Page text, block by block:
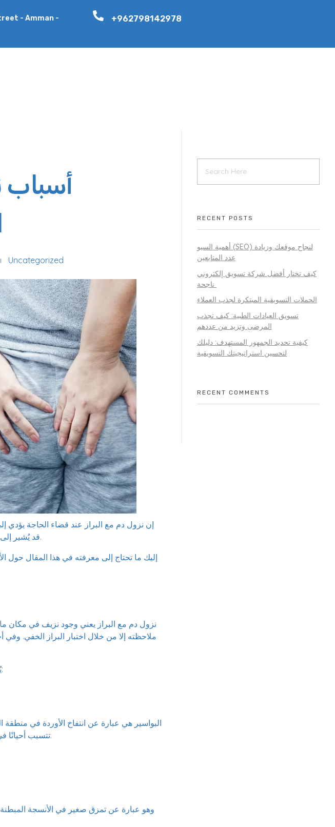
- Amman -
+962798142978
أسباب
Uncategorized
إن نزول دم مع البراز عند قضاء الحاجة يؤدي
قد يُشير إلى الإصابة بحالة صحية ما إلا أنه لا يُشير دائمًا إلى مشاكل خطيرة.
إليك ما تحتاج إلى معرفته في هذا المقال حول
نزول دم مع البراز يعني وجود نزيف في مكان
ملاحظته إلا من خلال اختبار البراز الخفي.
يُمكن أن تشمل الأسباب المحتملة لظهور الدم في البراز ما يلي:
البواسير هي عبارة عن انتفاخ الأوردة في
تتسبب أحيانًا في تشقق الجلد في تلك المنطقة ونزيفه، إلى جانب الحكة والألم.
وهو عبارة عن تمزق صغير في الأنسجة
RECENT POSTS
أهمية السيو (SEO) لنجاح موقعك وزيادة
عدد المتابعين
كيف تختار أفضل شركة تسويق إلكتروني
الحملات التسويقية المبتكرة لجذب العملاء
تسويق العيادات الطبية: كيف تجذب
المرضى وتزيد من عددهم
كيفية تحديد الجمهور المستهدف: دليلك
لتحسين استراتيجيتك التسويقية
RECENT COMMENTS